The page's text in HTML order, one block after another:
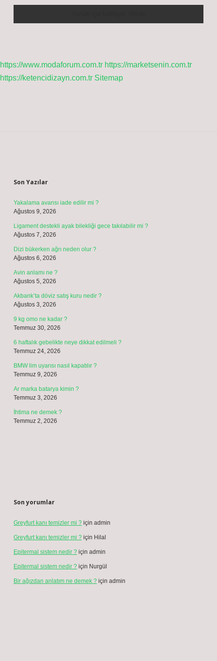
https://www.modaforum.com.tr https://marketsenin.com.tr
https://ketencidizayn.com.tr Sitemap
Son Yazılar
Yakalama avansı iade edilir mi ?
Ağustos 9, 2026
Ligament destekli ayak bilekliği gece takılabilir mi ?
Ağustos 7, 2026
Dizi bükerken ağrı neden olur ?
Ağustos 6, 2026
Avin anlamı ne ?
Ağustos 5, 2026
Akbank’ta döviz satış kuru nedir ?
Ağustos 3, 2026
9 kg omo ne kadar ?
Temmuz 30, 2026
6 haftalık gebelikte neye dikkat edilmeli ?
Temmuz 24, 2026
BMW lim uyarısı nasıl kapatılır ?
Temmuz 9, 2026
Ar marka batarya kimin ?
Temmuz 3, 2026
İhtima ne demek ?
Temmuz 2, 2026
Son yorumlar
Greyfurt kanı temizler mi ? için admin
Greyfurt kanı temizler mi ? için Hilal
Epitermal sistem nedir ? için admin
Epitermal sistem nedir ? için Nurgül
Bir ağızdan anlatım ne demek ? için admin